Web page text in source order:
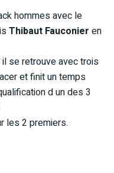
hommes avec le
Thibaut Fauconier en
se retrouve avec trois
et finit un temps
d un des 3
les 2 premiers.